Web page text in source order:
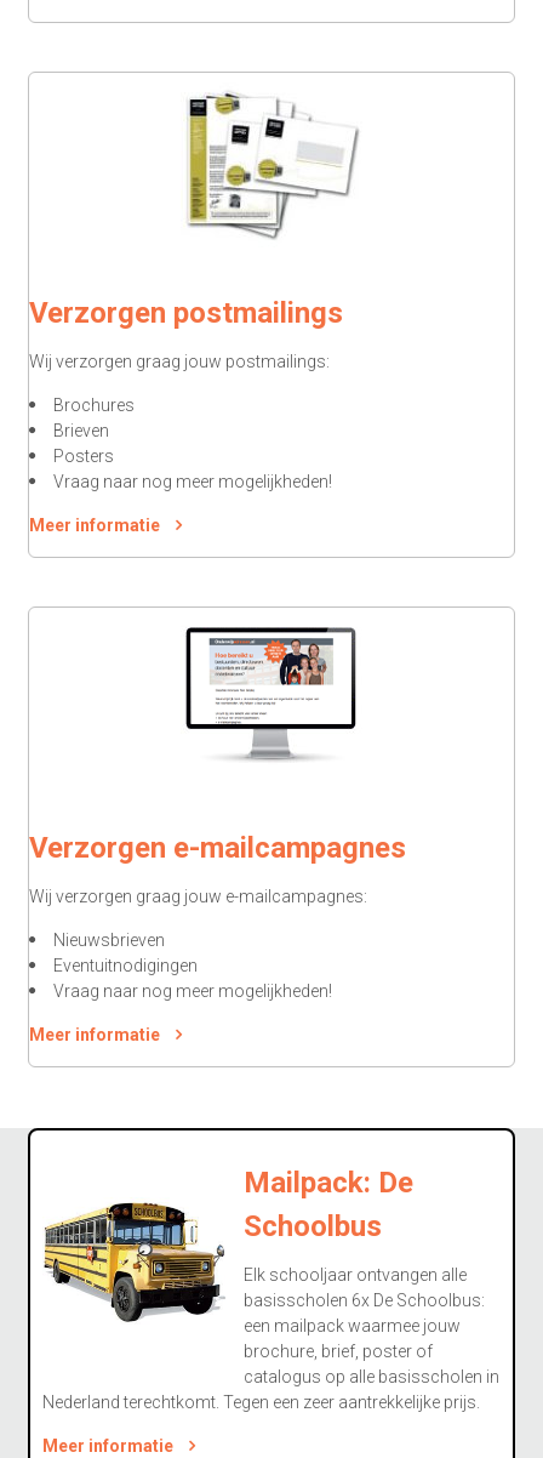
Verzorgen postmailings
Wij verzorgen graag jouw postmailings:
Brochures
Brieven
Posters
Vraag naar nog meer mogelijkheden!
Meer informatie
Verzorgen e-mailcampagnes
Wij verzorgen graag jouw e-mailcampagnes:
Nieuwsbrieven
Eventuitnodigingen
Vraag naar nog meer mogelijkheden!
Meer informatie
Mailpack: De
Schoolbus
Elk schooljaar ontvangen alle
basisscholen 6x De Schoolbus:
een mailpack waarmee jouw
brochure, brief, poster of
catalogus op alle basisscholen in
Nederland terechtkomt. Tegen een zeer aantrekkelijke prijs.
Meer informatie